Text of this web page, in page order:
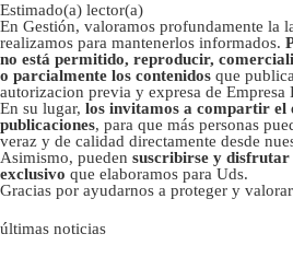
Estimado(a) lector(a)
En Gestión, valoramos profundamente la
realizamos para mantenerlos informados.
no está permitido, reproducir,
o parcialmente los contenidos que
autorizacion previa y expresa de
En su lugar, los invitamos a compartir el
publicaciones, para que más personas
veraz y de calidad directamente desde
Asimismo, pueden suscribirse y disfrutar
exclusivo que elaboramos para Uds.
Gracias por ayudarnos a proteger y
últimas noticias